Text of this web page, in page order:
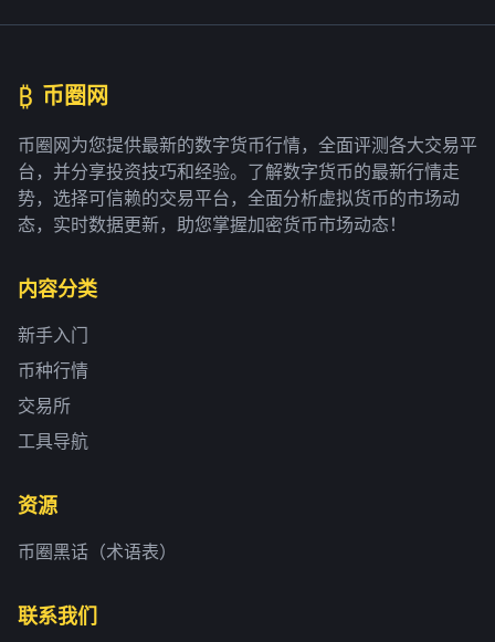
₿ 币圈网
币圈网为您提供最新的数字货币行情，全面评测各大交易平
台，并分享投资技巧和经验。了解数字货币的最新行情走
势，选择可信赖的交易平台，全面分析虚拟货币的市场动
态，实时数据更新，助您掌握加密货币市场动态！
内容分类
新手入门
币种行情
交易所
工具导航
资源
币圈黑话（术语表）
联系我们